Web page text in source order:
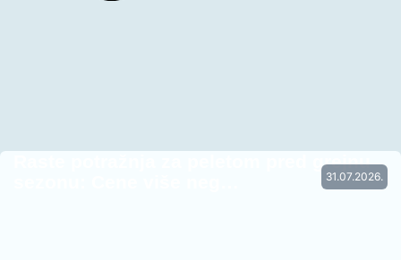
31.07.2026.
Raste potražnja za peletom pred grejnu